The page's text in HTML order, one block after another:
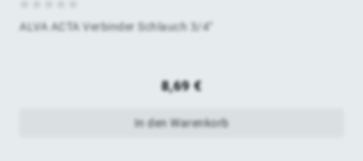
ALVA ACTA Verbinder Schlauch 3/4"
8,69€
In den Warenkorb